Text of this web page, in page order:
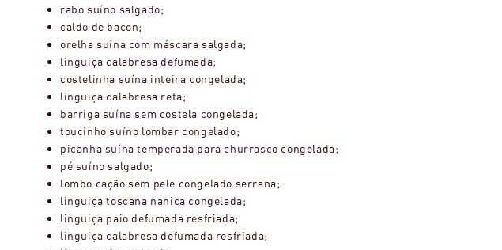
rabo suíno salgado;
caldo de bacon;
orelha suína com máscara salgada;
linguiça calabresa defumada;
costelinha suína inteira congelada;
linguiça calabresa reta;
barriga suína sem costela congelada;
toucinho suíno lombar congelado;
picanha suína temperada para churrasco congelada;
pé suíno salgado;
lombo cação sem pele congelado serrana;
linguiça toscana nanica congelada;
linguiça paio defumada resfriada;
linguiça calabresa defumada resfriada;